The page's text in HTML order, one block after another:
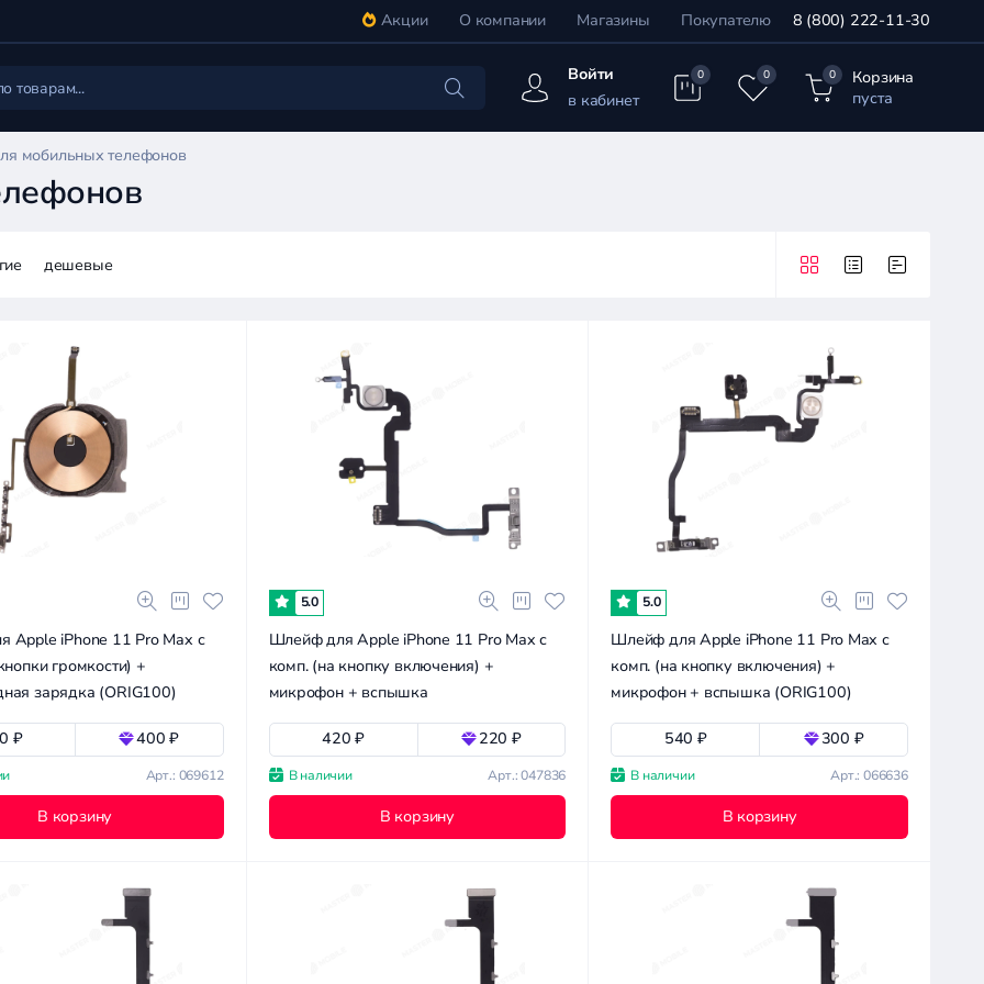
Акции О компании Магазины Покупателю 8 (800) 222-11-30
Войти
в кабинет
0 0 0
Корзина
пуста
мобильных телефонов
дешевые
Apple iPhone 11 Pro Max с
громкости) +
зарядка (ORIG100)
₽ 400 ₽
Арт.: 069612
В корзину
5.0
Шлейф для Apple iPhone 11 Pro Max с
комп. (на кнопку включения) +
микрофон + вспышка
420 ₽ 220 ₽
В наличии Арт.: 047836
В корзину
5.0
Шлейф для Apple iPhone 11 Pro Max с
комп. (на кнопку включения) +
микрофон + вспышка (ORIG100)
540 ₽ 300 ₽
В наличии Арт.: 066636
В корзину